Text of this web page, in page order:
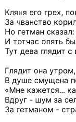
Кляня его грех,
За чванство
Но гетман
И тотчас опять
Тут дева глядит
Глядит она
В душе смущена
«Мне кажется...
Вдруг - шум за
За гетманом -